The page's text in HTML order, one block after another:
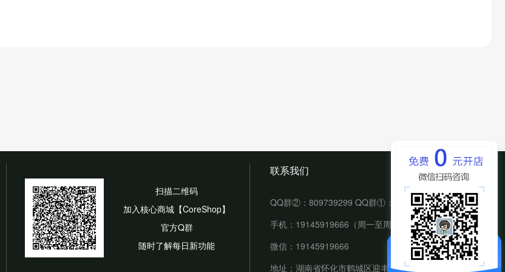
扫描二维码
加入核心商城【CoreShop】
官方Q群
随时了解每日新功能
联系我们
QQ群②：809739299 QQ群①：70494974（满）
手机：19145919666（周一至周六： 9:00-18:00）
微信：19145919666
地址：湖南省怀化市鹤城区迎丰街道佳慧华盛堂